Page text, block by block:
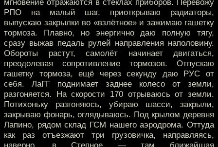
мгновение отражаются в стёклах приборов. Перевожу
РПО на малый шаг, приоткрываю радиаторы,
выпускаю закрылки во «взлётное» и зажимаю гашетку
тормоза. Плавно, но энергично даю полную тягу,
сразу выжав педаль рулей направления наполовину.
Обороты растут, самолёт начинает двигаться,
преодолевая сопротивление тормозов. Отпускаю
гашетку тормоза, ещё через секунду даю РУС от
себя. ЛаГГ поднимает заднее колесо от земли,
разгоняется. На скорости 170 отрываюсь от земли.
Потихоньку разгоняюсь, убираю шасси, закрыли,
закрываю фонарь, оглядываюсь. Под крылом деревня
Лапино, рядом склад ГСМ нашего аэродрома. Оттуда
как раз отъезжают три грузовичка, направляясь,